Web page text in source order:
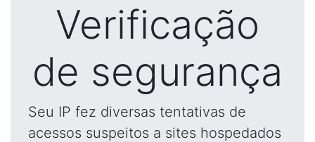
Verificação
de segurança
Seu IP fez diversas tentativas de
acessos suspeitos a sites hospedados